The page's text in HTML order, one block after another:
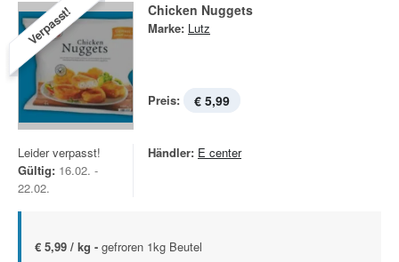
Verpasst! Chicken Nuggets
Marke: Lutz
Preis: € 5,99
Leider verpasst!
Gültig: 16.02. -
22.02.
Händler: E center
€ 5,99 / kg - gefroren 1kg Beutel